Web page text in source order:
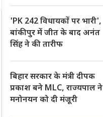
'PK 242 विधायकों पर भारी',
बांकीपुर में जीत के बाद अनंत
सिंह ने की तारीफ
बिहार सरकार के मंत्री दीपक
प्रकाश बने MLC, राज्यपाल ने
मनोनयन को दी मंजूरी